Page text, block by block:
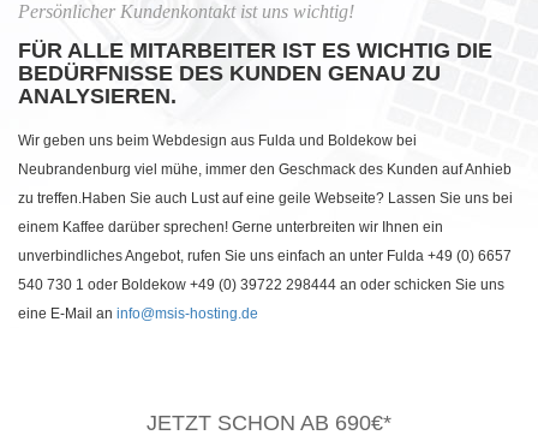
Persönlicher Kundenkontakt ist uns wichtig!
FÜR ALLE MITARBEITER IST ES WICHTIG DIE
BEDÜRFNISSE DES KUNDEN GENAU ZU
ANALYSIEREN.
Wir geben uns beim Webdesign aus Fulda und Boldekow bei
Neubrandenburg viel mühe, immer den Geschmack des Kunden auf Anhieb
zu treffen.Haben Sie auch Lust auf eine geile Webseite? Lassen Sie uns bei
einem Kaffee darüber sprechen! Gerne unterbreiten wir Ihnen ein
unverbindliches Angebot, rufen Sie uns einfach an unter Fulda +49 (0) 6657
540 730 1 oder Boldekow +49 (0) 39722 298444 an oder schicken Sie uns
eine E-Mail an info@msis-hosting.de
JETZT SCHON AB 690€*